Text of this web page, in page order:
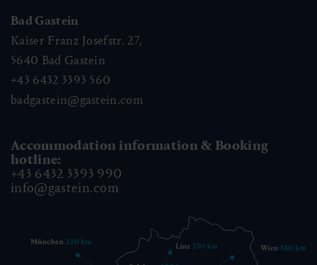
Bad Gastein
Kaiser Franz Josefstr. 27,
5640 Bad Gastein
+43 6432 3393 560
badgastein@gastein.com
Accommodation information & Booking
hotline:
+43 6432 3393 990
info@gastein.com